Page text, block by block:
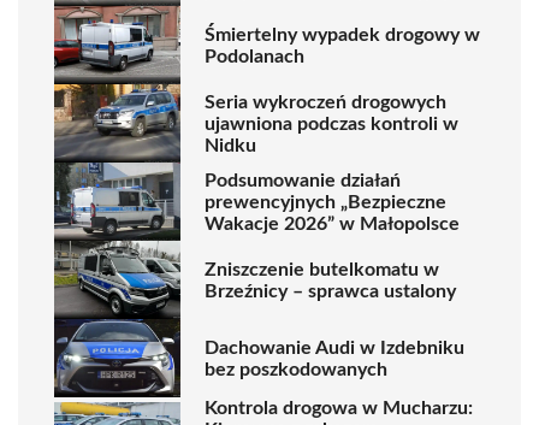
Śmiertelny wypadek drogowy w
Podolanach
Seria wykroczeń drogowych
ujawniona podczas kontroli w
Nidku
Podsumowanie działań
prewencyjnych „Bezpieczne
Wakacje 2026” w Małopolsce
Zniszczenie butelkomatu w
Brzeźnicy – sprawca ustalony
Dachowanie Audi w Izdebniku
bez poszkodowanych
Kontrola drogowa w Mucharzu: